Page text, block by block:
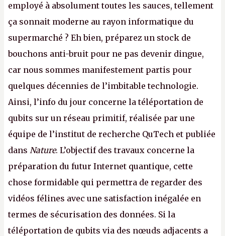
employé à absolument toutes les sauces, tellement
ça sonnait moderne au rayon informatique du
supermarché ? Eh bien, préparez un stock de
bouchons anti-bruit pour ne pas devenir dingue,
car nous sommes manifestement partis pour
quelques décennies de l’imbitable technologie.
Ainsi, l’info du jour concerne la téléportation de
qubits sur un réseau primitif, réalisée par une
équipe de l’institut de recherche QuTech et publiée
dans Nature. L’objectif des travaux concerne la
préparation du futur Internet quantique, cette
chose formidable qui permettra de regarder des
vidéos félines avec une satisfaction inégalée en
termes de sécurisation des données. Si la
téléportation de qubits via des nœuds adjacents a